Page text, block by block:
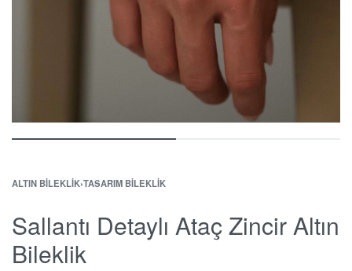
ALTIN BILEKLIK›TASARIM BILEKLIK
Sallantı Detaylı Ataç Zincir Altın
Bileklik